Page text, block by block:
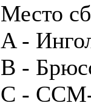
Место
A -
B -
C -